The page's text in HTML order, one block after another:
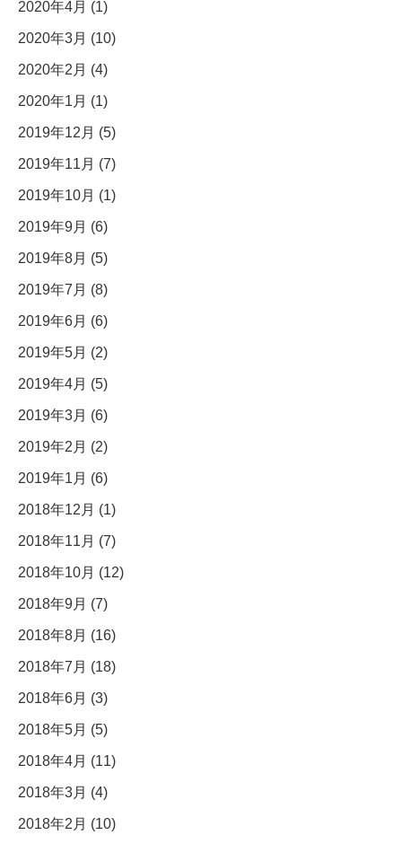
2020年4月 (1)
2020年3月 (10)
2020年2月 (4)
2020年1月 (1)
2019年12月 (5)
2019年11月 (7)
2019年10月 (1)
2019年9月 (6)
2019年8月 (5)
2019年7月 (8)
2019年6月 (6)
2019年5月 (2)
2019年4月 (5)
2019年3月 (6)
2019年2月 (2)
2019年1月 (6)
2018年12月 (1)
2018年11月 (7)
2018年10月 (12)
2018年9月 (7)
2018年8月 (16)
2018年7月 (18)
2018年6月 (3)
2018年5月 (5)
2018年4月 (11)
2018年3月 (4)
2018年2月 (10)